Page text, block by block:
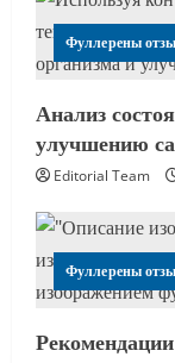
Фуллерены
Анализ
улучшению
Editorial Team
Фуллерены